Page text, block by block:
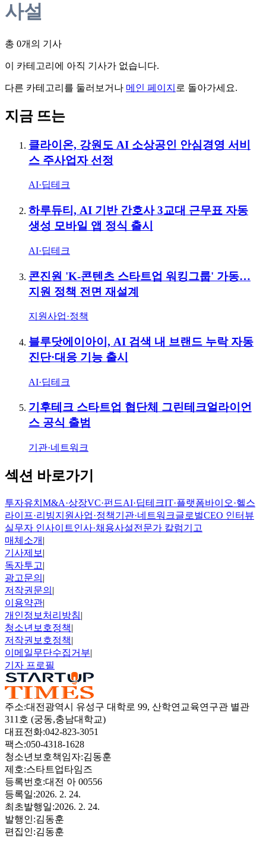
사설
총 0개의 기사
이 카테고리에 아직 기사가 없습니다.
다른 카테고리를 둘러보거나 메인 페이지 로 돌아가세요.
지금 뜨는
클라이온, 강원도 AI 소상공인 안심경영 서비
스 주사업자 선정
AI·딥테크
하루듀티, AI 기반 간호사 3교대 근무표 자동
생성 모바일 앱 정식 출시
AI·딥테크
콘진원 'K-콘텐츠 스타트업 워킹그룹' 가동…
지원 정책 전면 재설계
지원사업·정책
블루닷에이아이, AI 검색 내 브랜드 누락 자동
진단·대응 기능 출시
AI·딥테크
기후테크 스타트업 협단체 그린테크얼라이언
스 공식 출범
기관·네트워크
섹션 바로가기
투자유치 M&A·상장VC·펀드AI·딥테크IT·플랫폼바이오·헬스
라이프·리빙지원사업·정책기관·네트워크글로벌CEO 인터뷰
실무자 인사이트인사·채용사설전문가 칼럼기고
매체소개 |
기사제보 |
독자투고|
광고문의 |
저작권문의 |
이용약관|
개인정보처리방침|
청소년보호정책|
저작권보호정책|
이메일무단수집거부|
기자 프로필
주소:대전광역시 유성구 대학로 99, 산학연교육연구관 별관
311호 (궁동,충남대학교)
대표전화:042-823-3051
팩스:050-4318-1628
청소년보호책임자:김동훈
제호:스타트업타임즈
등록번호:대전 아 00556
등록일:2026. 2. 24.
최초발행일:2026. 2. 24.
발행인:김동훈
편집인:김동훈